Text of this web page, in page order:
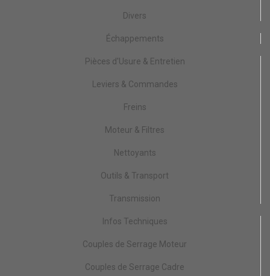
Divers
Échappements
Pièces d'Usure & Entretien
Leviers & Commandes
Freins
Moteur & Filtres
Nettoyants
Outils & Transport
Transmission
Infos Techniques
Couples de Serrage Moteur
Couples de Serrage Cadre